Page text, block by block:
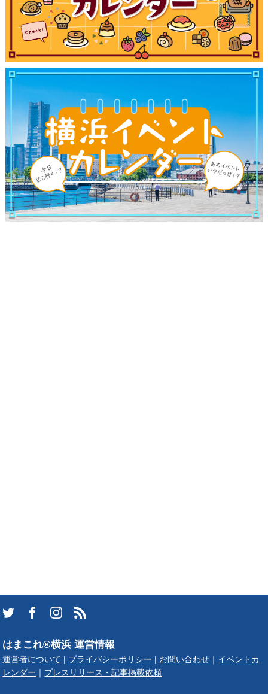
はまこれ®横浜 運営情報
運営者について プライバシーポリシー お問い合わせ
イベントカ
レンダー
プレスリリース・記事掲載依頼